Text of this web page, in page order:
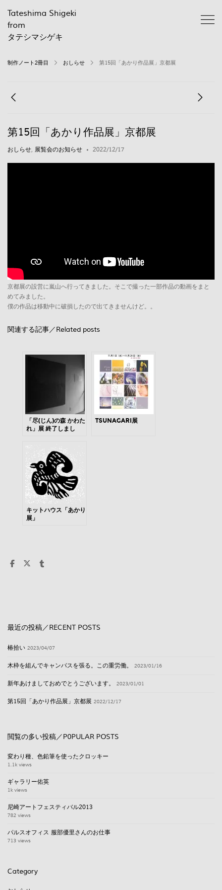
Tateshima Shigeki
from
タテシマシゲキ
制作ノート2冊目 おしらせ 第15回「あかり作品展」京都展
第15回「あかり作品展」京都展
おしらせ, 展覧会のお知らせ 2022/12/17
京都展の設営に嵐山へ行ってきました。そこで撮った一部作品の動画をまと
めてみました。
僕の作品は移動中に破損したので出てきませんけど。。
関連する記事／Related posts
「尽(じん)の森 かわた
れ」展 終了しまし
TSUNAGARI展
キットハウス「あかり
展」
最近の投稿／RECENT POSTS
椿拾い 2023/04/07
木枠を組んでキャンバスを張る。この重労働。 2023/01/16
新年あけましておめでとうございます。 2023/01/01
第15回「あかり作品展」京都展 2022/12/17
閲覧の多い投稿／P0PULAR POSTS
変わり種、色鉛筆を使ったクロッキー
1.1k views
ギャラリー佑英
1k views
尼崎アートフェスティバル2013
782 views
パルスオフィス 服部優里さんのお仕事
713 views
Category